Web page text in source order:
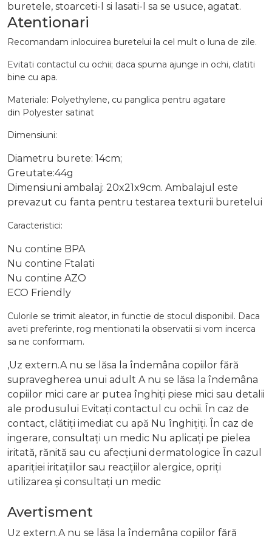
buretele, stoarceti-l si lasati-l sa se usuce, agatat.
Atentionari
Recomandam inlocuirea buretelui la cel mult o luna de zile.
Evitati contactul cu ochii; daca spuma ajunge in ochi, clatiti
bine cu apa.
Materiale: Polyethylene, cu panglica pentru agatare
din Polyester satinat
Dimensiuni:
Diametru burete: 14cm;
Greutate:44g
Dimensiuni ambalaj: 20x21x9cm. Ambalajul este
prevazut cu fanta pentru testarea texturii buretelui
Caracteristici:
Nu contine BPA
Nu contine Ftalati
Nu contine AZO
ECO Friendly
Culorile se trimit aleator, in functie de stocul disponibil. Daca
aveti preferinte, rog mentionati la observatii si vom incerca
sa ne conformam.
,Uz extern.A nu se lăsa la îndemâna copiilor fără
supravegherea unui adult A nu se lăsa la îndemâna
copiilor mici care ar putea înghiți piese mici sau detalii
ale produsului Evitați contactul cu ochii. În caz de
contact, clătiți imediat cu apă Nu înghițiți. În caz de
ingerare, consultați un medic Nu aplicați pe pielea
iritată, rănită sau cu afecțiuni dermatologice În cazul
apariției iritațiilor sau reacțiilor alergice, opriți
utilizarea și consultați un medic
Avertisment
Uz extern.A nu se lăsa la îndemâna copiilor fără